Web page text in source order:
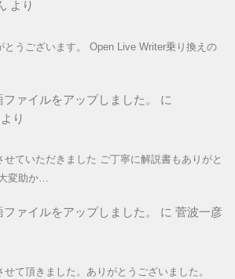
より
とうございます。 Open Live Writer乗り換えの
ァイルをアップしました。
に
より
せていただきました ご丁寧に解説書もありがと
変助か…
ァイルをアップしました。 に 菅波一彦
せて頂きました。ありがとうございました。